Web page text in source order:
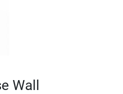
Wall